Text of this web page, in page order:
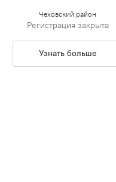
Чеховский район
Регистрация закрыта
Узнать больше